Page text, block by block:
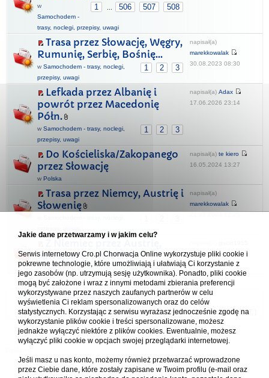
1 506 507 508
w
Samochodem -
trasy, noclegi, przepisy, uwagi
Trasa przez Słowację, Węgry,
Rumunię, Serbię, Bośnię...
1 2 3
w Samochodem - trasy, noclegi,
przepisy, uwagi
napisał(a)
marekkowalak
30.08.2023 08:30
Lefkada przez Albanię i
powrót przez Macedonię
Półn.
1 2 3
w Samochodem - trasy, noclegi,
przepisy, uwagi
napisał(a) Adax
17.06.2026 23:14
Do Kościeliska/Zakopanego
przez Słowację
w Polska
napisał(a) te kiero
16.05.2024 13:27
Trasa przez Niemcy, Austrię i
Słowenię
napisał(a)
marekkowalak
Szwajcarię i Włochy
wSamochodem - trasy, noclegi, przepisy, uwagi 09.12.2023 00:59
Forum Chorwacja Online - Cro.pl
Usuń ciasteczka• Strefa czasowa: UTC + 1 (Polska - czas zimowy) [ DST
Jakie dane przetwarzamy i w jakim celu?
Serwis internetowy Cro.pl Chorwacja Online wykorzystuje pliki cookie i
pokrewne technologie, które umożliwiają i ułatwiają Ci korzystanie z
jego zasobów (np. utrzymują sesję użytkownika). Ponadto, pliki cookie
mogą być założone i wraz z innymi metodami zbierania preferencji
wykorzystywane przez naszych zaufanych partnerów w celu
wyświetlenia Ci reklam spersonalizowanych oraz do celów
statystycznych. Korzystając z serwisu wyrażasz jednocześnie zgodę na
wykorzystanie plików cookie i treści spersonalizowane, możesz
jednakże wyłączyć niektóre z plików cookies. Ewentualnie, możesz
wyłączyć pliki cookie w opcjach swojej przeglądarki internetowej.
Jeśli masz u nas konto, możemy również przetwarzać wprowadzone
przez Ciebie dane, które zostały zapisane w Twoim profilu (e-mail oraz